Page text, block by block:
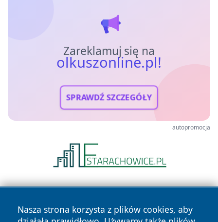
Zareklamuj się na
olkuszonline.pl!
SPRAWDŹ SZCZEGÓŁY
autopromocja
Nasza strona korzysta z plików cookies, aby